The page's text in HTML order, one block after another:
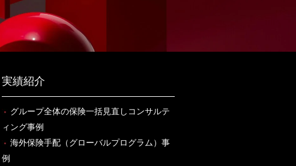
実績紹介
グループ全体の保険一括見直しコンサルテ
ィング事例
海外保険手配（グローバルプログラム）事
例